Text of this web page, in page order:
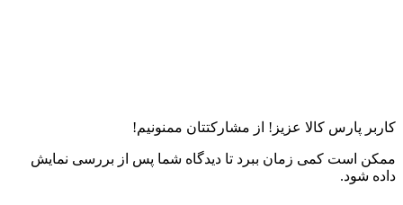
کاربر پارس کالا عزیز! از مشارکتتان ممنونیم!
ممکن است کمی زمان ببرد تا دیدگاه شما پس از بررسی نمایش
داده شود.